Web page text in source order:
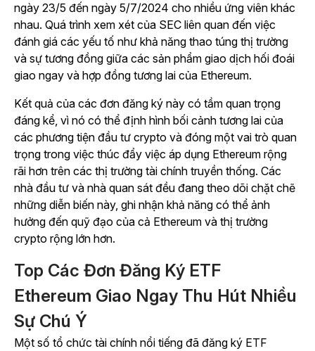
ngày 23/5 đến ngày 5/7/2024 cho nhiều ứng viên khác
nhau. Quá trình xem xét của SEC liên quan đến việc
đánh giá các yếu tố như khả năng thao túng thị trường
và sự tương đồng giữa các sản phẩm giao dịch hối đoái
giao ngay và hợp đồng tương lai của Ethereum.
Kết quả của các đơn đăng ký này có tầm quan trọng
đáng kể, vì nó có thể định hình bối cảnh tương lai của
các phương tiện đầu tư crypto và đóng một vai trò quan
trọng trong việc thúc đẩy việc áp dụng Ethereum rộng
rãi hơn trên các thị trường tài chính truyền thống. Các
nhà đầu tư và nhà quan sát đều đang theo dõi chặt chẽ
những diễn biến này, ghi nhận khả năng có thể ảnh
hưởng đến quỹ đạo của cả Ethereum và thị trường
crypto rộng lớn hơn.
Top Các Đơn Đăng Ký ETF
Ethereum Giao Ngay Thu Hút Nhiều
Sự Chú Ý
Một số tổ chức tài chính nổi tiếng đã đăng ký ETF